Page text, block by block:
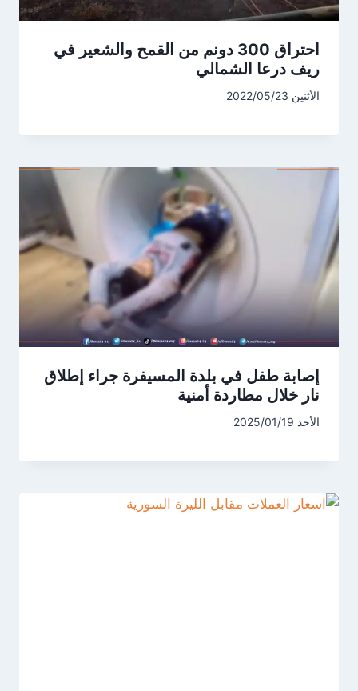
احتراق 300 دونم من القمح والشعير في
ريف درعا الشمالي
الأثنين 2022/05/23
إصابة طفل في بلدة المسيفرة جراء إطلاق
نار خلال مطاردة أمنية
الأحد 2025/01/19